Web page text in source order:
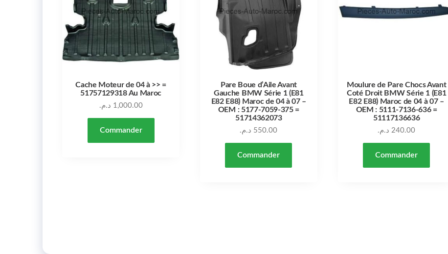
Cache Moteur de 04 à >> =
51757129318 Au Maroc
1,000.00 د.م.
Commander
Pare Boue d’Aile Avant
Gauche BMW Série 1 (E81
E82 E88) Maroc de 04 à 07 –
OEM : 5177-7059-375 =
51714362073
550.00 د.م.
Commander
Moulure de Pare Chocs Avant
Coté Droit BMW Série 1 (E81
E82 E88) Maroc de 04 à 07 –
OEM : 5111-7136-636 =
51117136636
240.00 د.م.
Commander